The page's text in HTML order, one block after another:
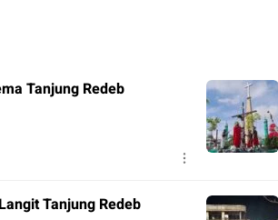
Tanjung Redeb
Tanjung Redeb